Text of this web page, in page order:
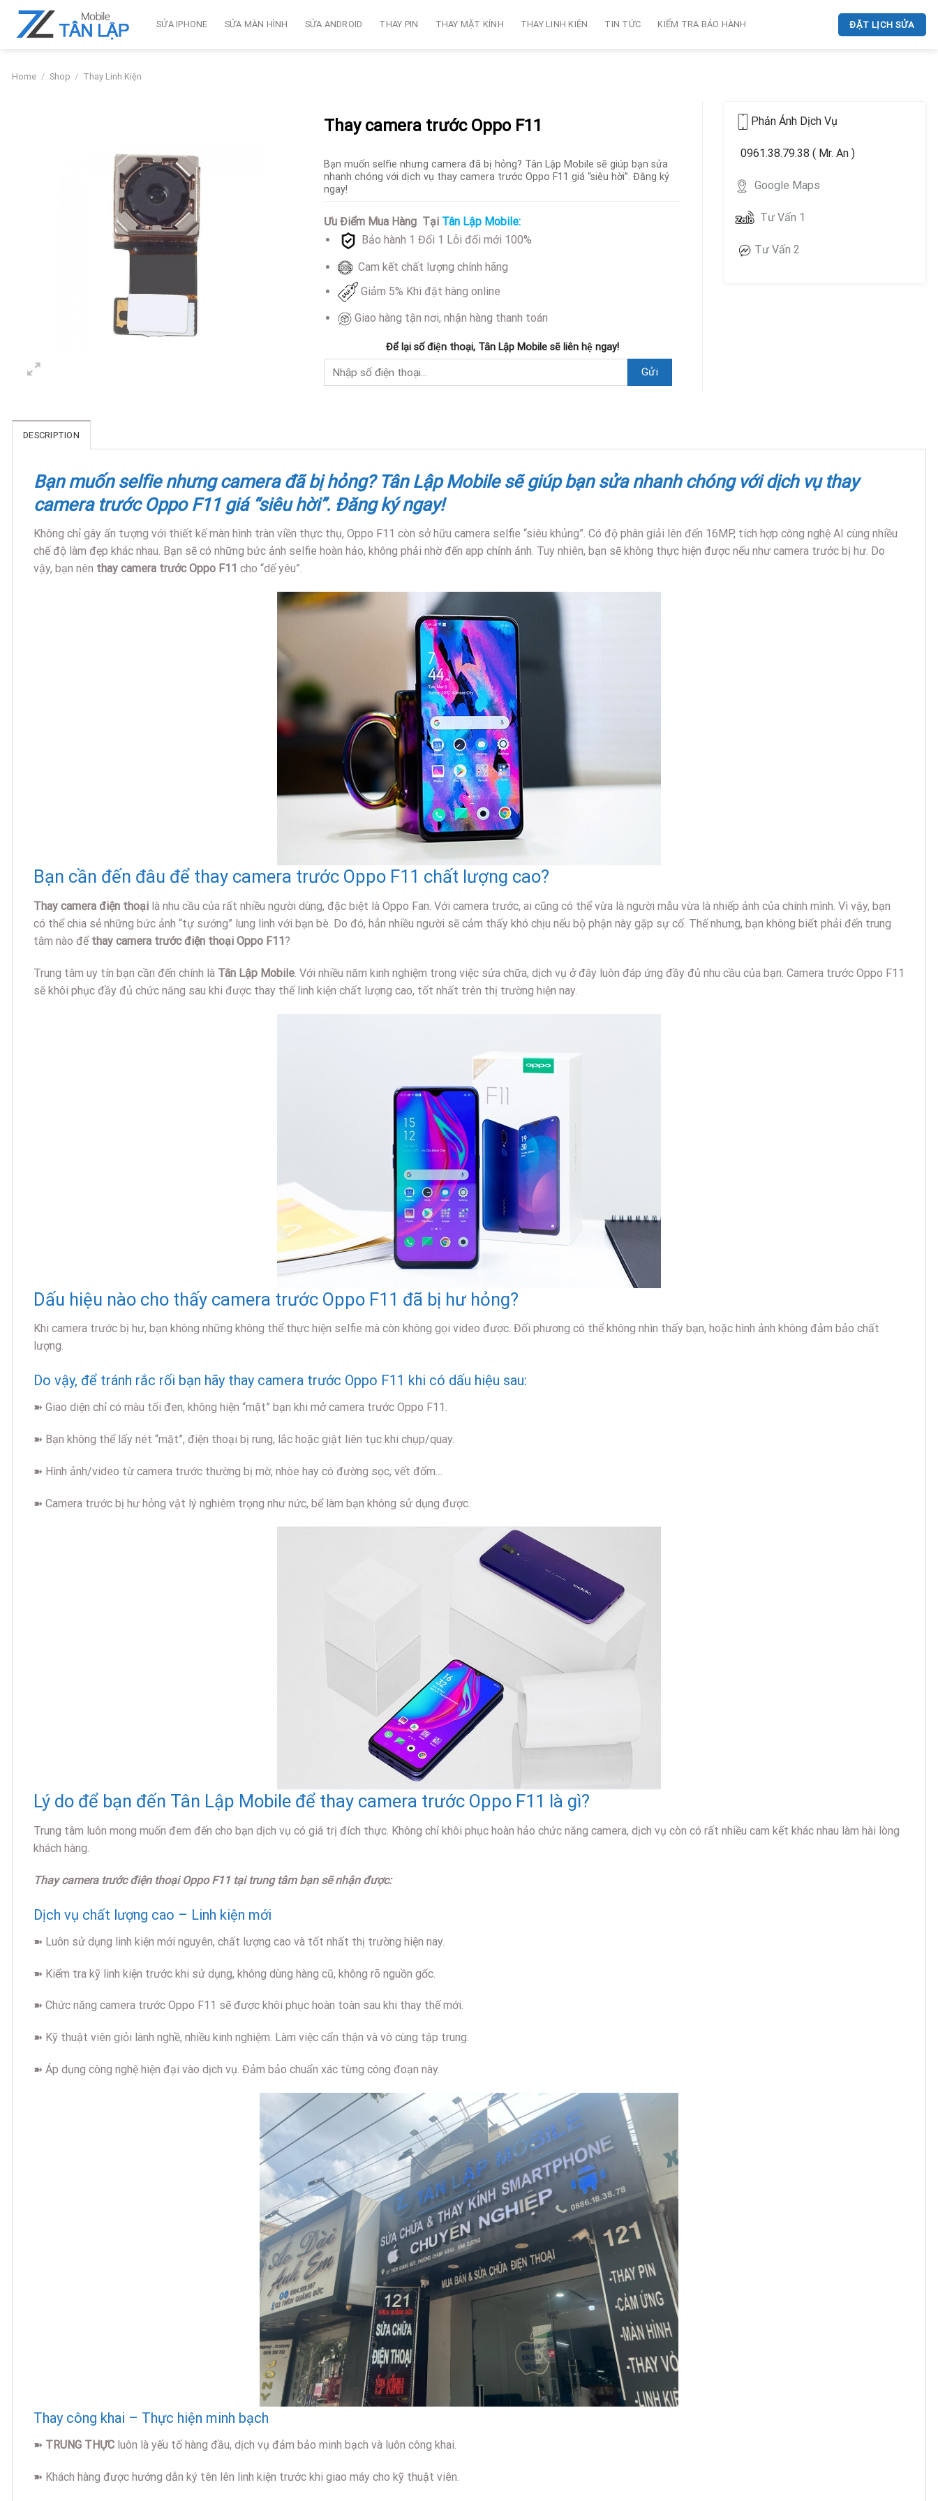
Skip
SỬA IPHONE SỬA MÀN HÌNH SỬA ANDROID THAY PIN THAY MẶT KÍNH THAY LINH KIỆN TIN TỨC KIỂM TRA BẢO HÀNH ĐẶT LỊCH SỬA
Home / Shop / Thay Linh Kiện
Thay camera trước Oppo F11
Bạn muốn selfie nhưng camera đã bị hỏng? Tân Lập Mobile sẽ giúp bạn sửa
nhanh chóng với dịch vụ thay camera trước Oppo F11 giá “siêu hời”. Đăng ký
ngay!
Ưu Điểm Mua Hàng Tại Tân Lập Mobile:
Bảo hành 1 Đổi 1 Lỗi đổi mới 100%
Cam kết chất lượng chính hãng
Giảm 5% Khi đặt hàng online
Giao hàng tận nơi, nhận hàng thanh toán
Để lại số điện thoại, Tân Lập Mobile sẽ liên hệ ngay!
Phản Ánh Dịch Vụ
0961.38.79.38 ( Mr. An )
Google Maps
Tư Vấn 1
Tư Vấn 2
DESCRIPTION
Bạn muốn selfie nhưng camera đã bị hỏng? Tân Lập Mobile sẽ giúp bạn sửa nhanh chóng với dịch vụ thay
camera trước Oppo F11 giá “siêu hời”. Đăng ký ngay!
Không chỉ gây ấn tượng với thiết kế màn hình tràn viền thực thụ, Oppo F11 còn sở hữu camera selfie “siêu khủng”. Có độ phân giải lên đến 16MP, tích hợp công nghệ AI cùng nhiều
chế độ làm đẹp khác nhau. Bạn sẽ có những bức ảnh selfie hoàn hảo, không phải nhờ đến app chỉnh ảnh. Tuy nhiên, bạn sẽ không thực hiện được nếu như camera trước bị hư. Do
vậy, bạn nên thay camera trước Oppo F11 cho “dế yêu”.
Bạn cần đến đâu để thay camera trước Oppo F11 chất lượng cao?
Thay camera điện thoại là nhu cầu của rất nhiều người dùng, đặc biệt là Oppo Fan. Với camera trước, ai cũng có thể vừa là người mẫu vừa là nhiếp ảnh của chính mình. Vì vậy, bạn
có thể chia sẻ những bức ảnh “tự sướng” lung linh với bạn bè. Do đó, hẳn nhiều người sẽ cảm thấy khó chịu nếu bộ phận này gặp sự cố. Thế nhưng, bạn không biết phải đến trung
tâm nào để thay camera trước điện thoại Oppo F11?
Trung tâm uy tín bạn cần đến chính là Tân Lập Mobile. Với nhiều năm kinh nghiệm trong việc sửa chữa, dịch vụ ở đây luôn đáp ứng đầy đủ nhu cầu của bạn. Camera trước Oppo F11
sẽ khôi phục đầy đủ chức năng sau khi được thay thế linh kiện chất lượng cao, tốt nhất trên thị trường hiện nay.
Dấu hiệu nào cho thấy camera trước Oppo F11 đã bị hư hỏng?
Khi camera trước bị hư, bạn không những không thể thực hiện selfie mà còn không gọi video được. Đối phương có thể không nhìn thấy bạn, hoặc hình ảnh không đảm bảo chất
lượng.
Do vậy, để tránh rắc rối bạn hãy thay camera trước Oppo F11 khi có dấu hiệu sau:
➽ Giao diện chỉ có màu tối đen, không hiện “mặt” bạn khi mở camera trước Oppo F11.
➽ Bạn không thể lấy nét “mặt”, điện thoại bị rung, lắc hoặc giật liên tục khi chụp/quay.
➽ Hình ảnh/video từ camera trước thường bị mờ, nhòe hay có đường sọc, vết đốm…
➽ Camera trước bị hư hỏng vật lý nghiêm trọng như nức, bể làm bạn không sử dụng được.
Lý do để bạn đến Tân Lập Mobile để thay camera trước Oppo F11 là gì?
Trung tâm luôn mong muốn đem đến cho bạn dịch vụ có giá trị đích thực. Không chỉ khôi phục hoàn hảo chức năng camera, dịch vụ còn có rất nhiều cam kết khác nhau làm hài lòng
khách hàng.
Thay camera trước điện thoại Oppo F11 tại trung tâm bạn sẽ nhận được:
Dịch vụ chất lượng cao – Linh kiện mới
➽ Luôn sử dụng linh kiện mới nguyên, chất lượng cao và tốt nhất thị trường hiện nay.
➽ Kiểm tra kỹ linh kiện trước khi sử dụng, không dùng hàng cũ, không rõ nguồn gốc.
➽ Chức năng camera trước Oppo F11 sẽ được khôi phục hoàn toàn sau khi thay thế mới.
➽ Kỹ thuật viên giỏi lành nghề, nhiều kinh nghiệm. Làm việc cẩn thận và vô cùng tập trung.
➽ Áp dụng công nghệ hiện đại vào dịch vụ. Đảm bảo chuẩn xác từng công đoạn này.
Thay công khai – Thực hiện minh bạch
➽ TRUNG THỰC luôn là yếu tố hàng đầu, dịch vụ đảm bảo minh bạch và luôn công khai.
➽ Khách hàng được hướng dẫn ký tên lên linh kiện trước khi giao máy cho kỹ thuật viên.